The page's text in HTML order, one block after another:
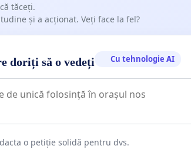
tăceți.
și a acționat. Veți face la fel?
doriți să o vedeți Cu tehnologie AI
o petiție solidă pentru dvs.